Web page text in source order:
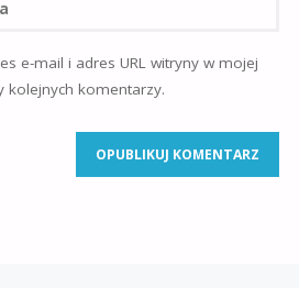
e-mail i adres URL witryny w mojej
kolejnych komentarzy.